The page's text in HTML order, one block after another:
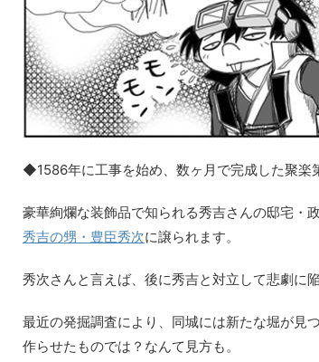
◆1586年に工事を始め、数ヶ月で完成した聚楽
豪華絢爛な装飾品で知られる秀吉さんの邸宅・
秀吉の甥・豊臣秀次に譲られます。
秀次さんと言えば、後に秀吉と対立して悲劇に
最近の発掘調査により、同城には新たな堀が見
作らせたものでは？なんて見方も。